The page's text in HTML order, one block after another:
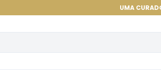
UMA CURADORIA DE